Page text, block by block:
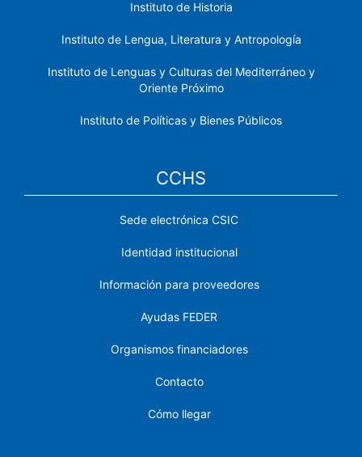
Instituto de Historia
Instituto de Lengua, Literatura y Antropología
Instituto de Lenguas y Culturas del Mediterráneo y
Oriente Próximo
Instituto de Políticas y Bienes Públicos
CCHS
Sede electrónica CSIC
Identidad institucional
Información para proveedores
Ayudas FEDER
Organismos financiadores
Contacto
Cómo llegar